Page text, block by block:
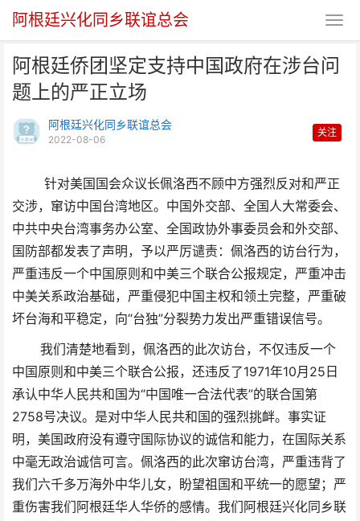
阿根廷兴化同乡联谊总会
阿根廷侨团坚定支持中国政府在涉台问
题上的严正立场
阿根廷兴化同乡联谊总会
2022-08-06
关注
针对美国国会众议长佩洛西不顾中方强烈反对和严正
交涉，窜访中国台湾地区。中国外交部、全国人大常委会、
中共中央台湾事务办公室、全国政协外事委员会和外交部、
国防部都发表了声明，予以严厉谴责：佩洛西的访台行为，
严重违反一个中国原则和中美三个联合公报规定，严重冲击
中美关系政治基础，严重侵犯中国主权和领土完整，严重破
坏台海和平稳定，向“台独”分裂势力发出严重错误信号。
我们清楚地看到，佩洛西的此次访台，不仅违反一个
中国原则和中美三个联合公报，还违反了1971年10月25日
承认中华人民共和国为“中国唯一合法代表”的联合国第
2758号决议。是对中华人民共和国的强烈挑衅。事实证
明，美国政府没有遵守国际协议的诚信和能力，在国际关系
中毫无政治诚信可言。佩洛西的此次窜访台湾，严重违背了
我们六千多万海外中华儿女，盼望祖国和平统一的愿望；严
重伤害我们阿根廷华人华侨的感情。我们阿根廷兴化同乡联
阿根廷侨团坚定支持中国政府在涉
台问题上的严正立场